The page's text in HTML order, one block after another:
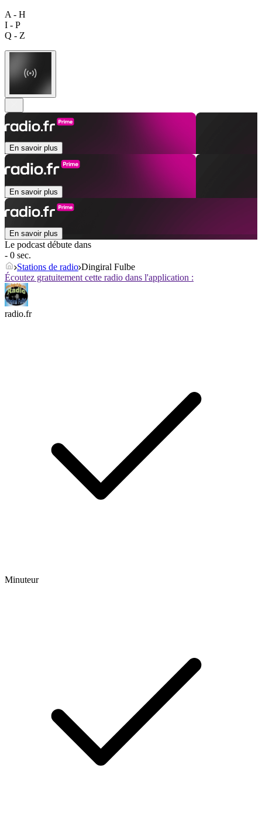
A - H
I - P
Q - Z
En savoir plus
En savoir plus
En savoir plus
Le podcast débute dans
- 0 sec.
Stations de radio Dingiral Fulbe
Écoutez gratuitement cette radio dans l'application :
radio.fr
Minuteur